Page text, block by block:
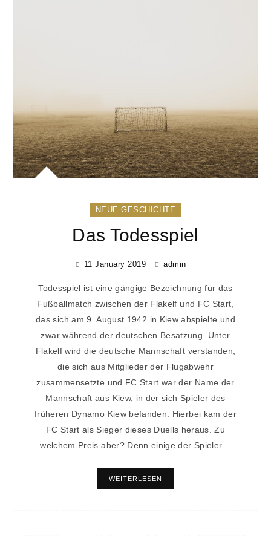
NEUE GESCHICHTE
Das Todesspiel
11 January 2019 admin
Todesspiel ist eine gängige Bezeichnung für das
Fußballmatch zwischen der Flakelf und FC Start,
das sich am 9. August 1942 in Kiew abspielte und
zwar während der deutschen Besatzung. Unter
Flakelf wird die deutsche Mannschaft verstanden,
die sich aus Mitglieder der Flugabwehr
zusammensetzte und FC Start war der Name der
Mannschaft aus Kiew, in der sich Spieler des
früheren Dynamo Kiew befanden. Hierbei kam der
FC Start als Sieger dieses Duells heraus. Zu
welchem Preis aber? Denn einige der Spieler…
WEITERLESEN